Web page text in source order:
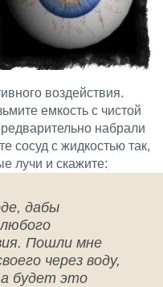
воздействия.
емкость с чистой
набрали
сосуд с жидкостью так,
лучи и скажите:
дабы
Пошли мне
через воду,
будет это